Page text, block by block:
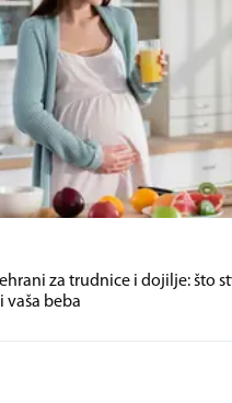
za trudnice i dojilje: što
vaša beba